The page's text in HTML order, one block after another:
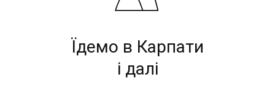
Їдемо в Карпати
і далі